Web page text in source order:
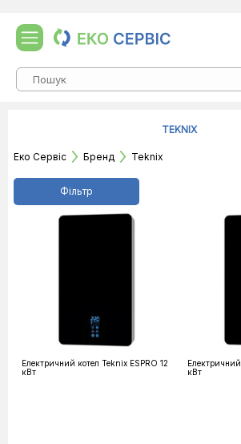
TEKNIX
Еко Сервіс Бренд Teknix
Фільтр
Електричний котел Teknix ESPRO 12
кВт
Електричний
кВт